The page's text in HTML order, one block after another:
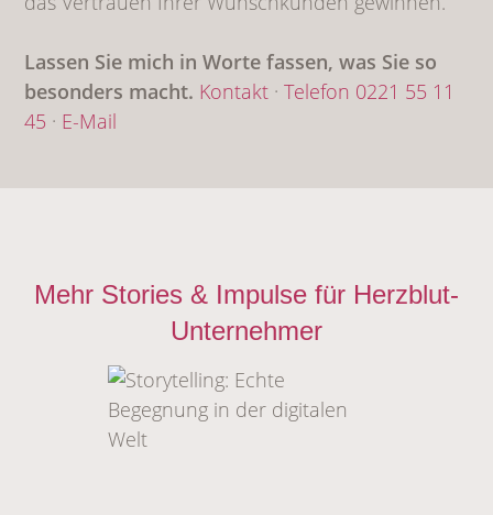
Lassen Sie mich in Worte fassen, was Sie so
besonders macht. Kontakt ·Telefon 0221 55 11
45 · E-Mail
Mehr Stories & Impulse für Herzblut-
Unternehmer